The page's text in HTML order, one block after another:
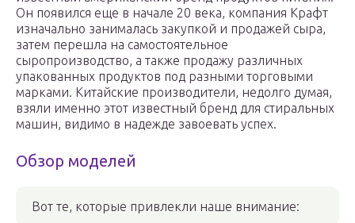
Он появился еще в начале 20 века, компания Крафт
изначально занималась закупкой и продажей сыра,
затем перешла на самостоятельное
сыропроизводство, а также продажу различных
упакованных продуктов под разными торговыми
марками. Китайские производители, недолго думая,
взяли именно этот известный бренд для стиральных
машин, видимо в надежде завоевать успех.
Обзор моделей
Вот те, которые привлекли наше внимание: